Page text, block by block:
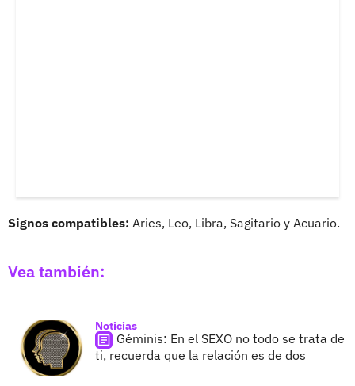
Signos compatibles: Aries, Leo, Libra, Sagitario y Acuario.
Vea también:
Noticias
Géminis: En el SEXO no todo se trata de
ti, recuerda que la relación es de dos